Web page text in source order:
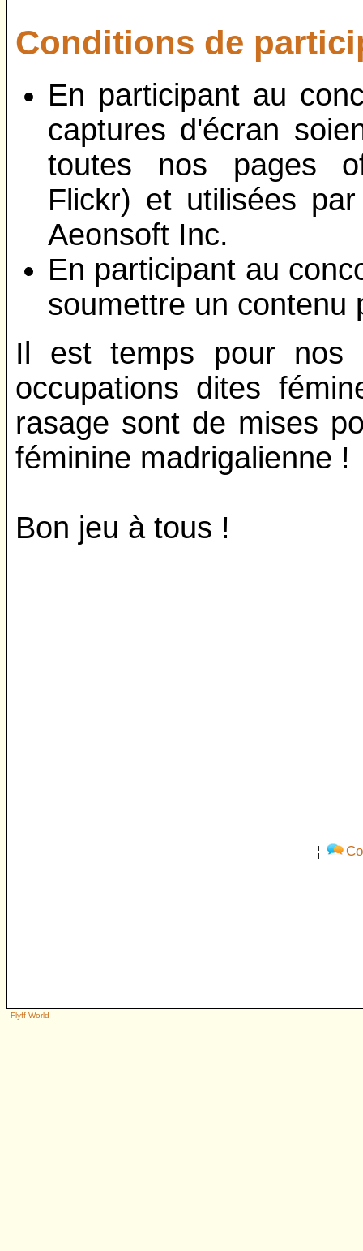
Conditions de
En participant au
captures d'écran
toutes nos pages
Flickr) et utilisées
Aeonsoft Inc.
En participant au
soumettre un contenu
Il est temps pour nos
occupations dites
rasage sont de mises
féminine madrigalienne !
Bon jeu à tous !
¦
Flyff World